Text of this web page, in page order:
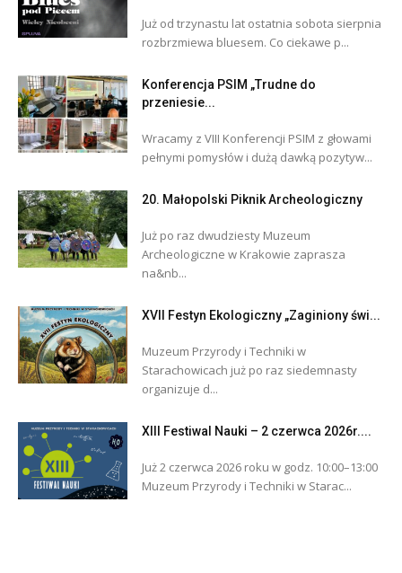
Już od trzynastu lat ostatnia sobota sierpnia
rozbrzmiewa bluesem. Co ciekawe p...
Konferencja PSIM „Trudne do
przeniesie...
Wracamy z VIII Konferencji PSIM z głowami
pełnymi pomysłów i dużą dawką pozytyw...
20. Małopolski Piknik Archeologiczny
Już po raz dwudziesty Muzeum
Archeologiczne w Krakowie zaprasza
na&nb...
XVII Festyn Ekologiczny „Zaginiony świ...
Muzeum Przyrody i Techniki w
Starachowicach już po raz siedemnasty
organizuje d...
XIII Festiwal Nauki – 2 czerwca 2026r....
Już 2 czerwca 2026 roku w godz. 10:00–13:00
Muzeum Przyrody i Techniki w Starac...